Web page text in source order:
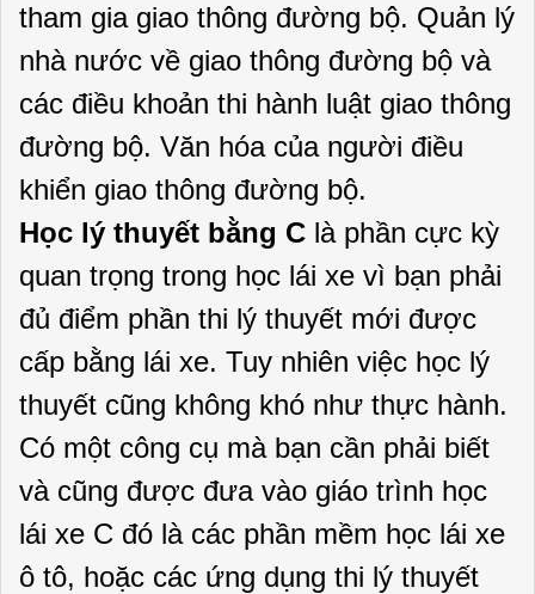
tham gia giao thông đường bộ. Quản lý
nhà nước về giao thông đường bộ và
các điều khoản thi hành luật giao thông
đường bộ. Văn hóa của người điều
khiển giao thông đường bộ.
Học lý thuyết bằng C là phần cực kỳ
quan trọng trong học lái xe vì bạn phải
đủ điểm phần thi lý thuyết mới được
cấp bằng lái xe. Tuy nhiên việc học lý
thuyết cũng không khó như thực hành.
Có một công cụ mà bạn cần phải biết
và cũng được đưa vào giáo trình học
lái xe C đó là các phần mềm học lái xe
ô tô, hoặc các ứng dụng thi lý thuyết